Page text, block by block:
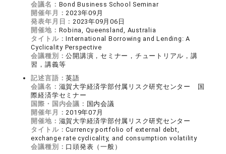
会議名： Bond Business School Seminar
開催年月：2023年09月
発表年月日：2023年09月06日
開催地： Robina, Queensland, Australia
タイトル：International Borrowing and Lending: A
Cyclicality Perspective
会議種別：公開講演，セミナー，チュートリアル，講
習，講義等
記述言語：英語
会議名： 滋賀大学経済学部付属リスク研究センター 国
際経済学セミナー
国際・国内会議： 国内会議
開催年月：2019年07月
開催地： 滋賀大学経済学部付属リスク研究センター
タイトル：Currency portfolio of external debt,
exchange rate cyclicality, and consumption volatility
会議種別： 口頭発表（一般）